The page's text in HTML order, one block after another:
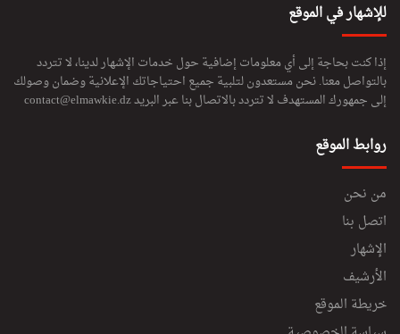
للإشهار في الموقع
إذا كنت بحاجة إلى أي معلومات إضافية حول خدمات الإشهار لدينا، لا تتردد
بالتواصل معنا. نحن مستعدون لتلبية جميع احتياجاتك الإعلانية وضمان وصولك
إلى جمهورك المستهدف لا تتردد بالاتصال بنا عبر البريدcontact@elmawkie.dz
روابط الموقع
من نحن
اتصل بنا
الإشهار
الأرشيف
خريطة الموقع